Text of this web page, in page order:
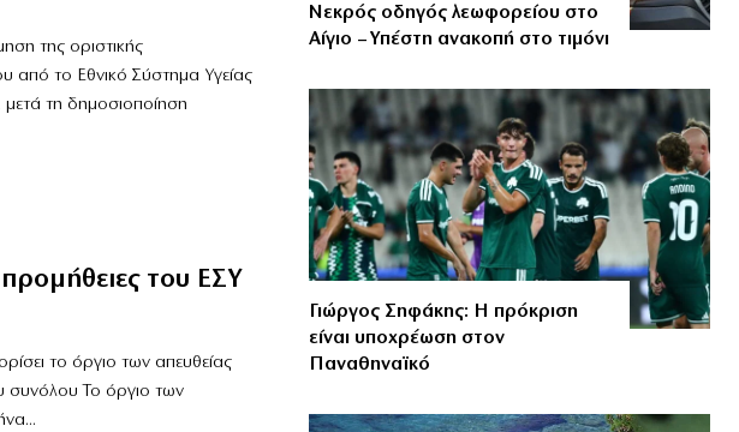
της οριστικής
από το Εθνικό Σύστημα Υγείας
τη δημοσιοποίηση
του ΕΣΥ
το όργιο των απευθείας
συνόλου Το όργιο των
Νεκρός οδηγός λεωφορείου στο
Αίγιο – Υπέστη ανακοπή στο τιμόνι
Γιώργος Σηφάκης: Η πρόκριση
είναι υποχρέωση στον
Παναθηναϊκό